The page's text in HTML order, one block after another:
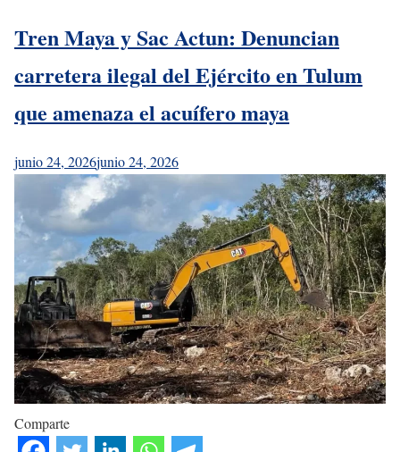
Tren Maya y Sac Actun: Denuncian
carretera ilegal del Ejército en Tulum
que amenaza el acuífero maya
junio 24, 2026junio 24, 2026
Comparte